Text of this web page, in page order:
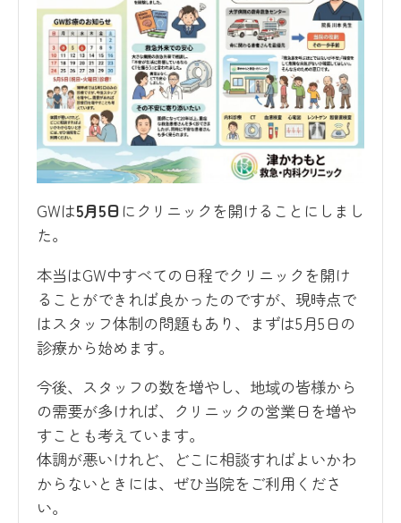
GWは5月5日 にクリニックを開けることにしまし
た。
本当はGW中すべての日程でクリニックを開け
ることができれば良かったのですが、現時点で
はスタッフ体制の問題もあり、まずは5月5日の
診療から始めます。
今後、スタッフの数を増やし、地域の皆様から
の需要が多ければ、クリニックの営業日を増や
すことも考えています。
体調が悪いけれど、どこに相談すればよいかわ
からないときには、ぜひ当院をご利用くださ
い。